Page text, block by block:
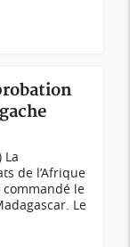
La
de l’Afrique
commandé le
Le